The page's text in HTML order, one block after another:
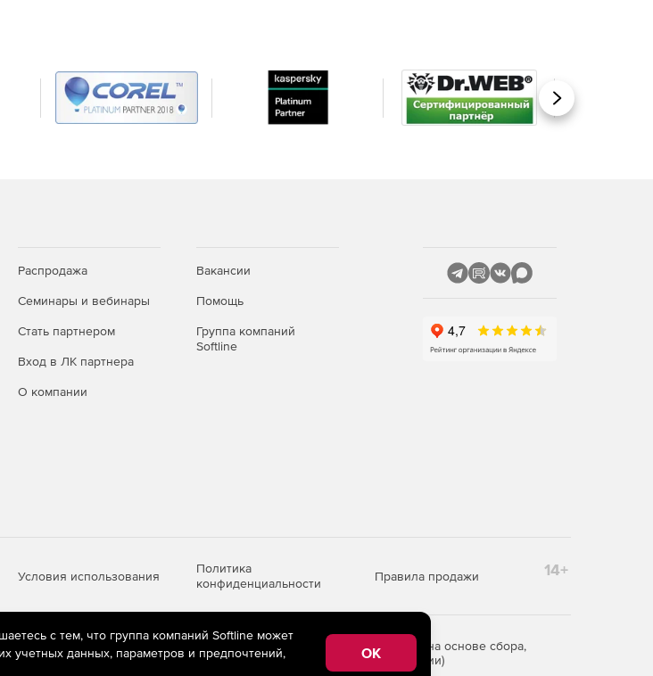
Вперед
Распродажа
Семинары и вебинары
Стать партнером
Вход в ЛК партнера
О компании
Вакансии
Помощь
Группа компаний
Softline
Условия использования
Политика
конфиденциальности
Правила продажи 14+
(информационные технологии предоставления информации на основе сбора,
сети «Интернет», находящихся на территории Российской Федерации)
с тем, что группа компаний Softline может
учетных данных, параметров и предпочтений,
OK